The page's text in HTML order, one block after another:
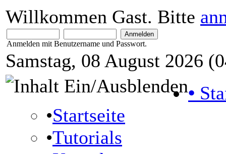
Willkommen Gast. Bitte
Anmelden mit Benutzername und Passwort.
Samstag, 08 August 2026
•
•Startseite
•Tutorials